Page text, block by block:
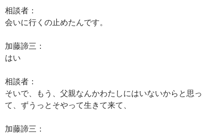
相談者：
会いに行くの止めたんです。
加藤諦三：
はい
相談者：
そいで、もう、父親なんかわたしにはいないからと思っ
て、ずうっとそやって生きて来て、
加藤諦三：